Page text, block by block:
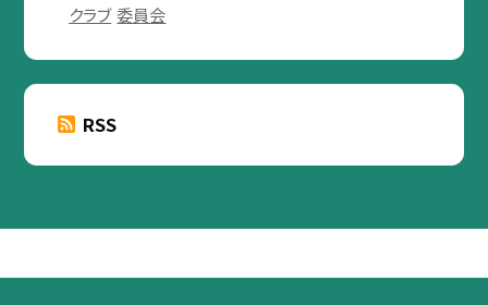
クラブ 委員会
RSS